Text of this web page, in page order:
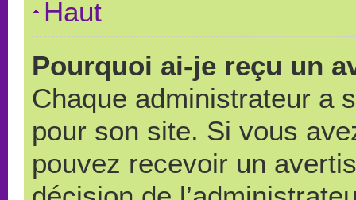
Haut
Pourquoi ai-je reçu un
Chaque administrateur a
pour son site. Si vous
pouvez recevoir un